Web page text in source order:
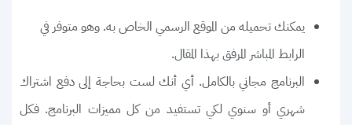
يمكنك تحميله من الموقع الرسمي الخاص به. وهو متوفر في
الرابط المباشر المرفق بهذا المقال.
البرنامج مجاني بالكامل. أي أنك لست بحاجة إلى دفع اشتراك
شهري أو سنوي لكي تستفيد من كل مميزات البرنامج. فكل